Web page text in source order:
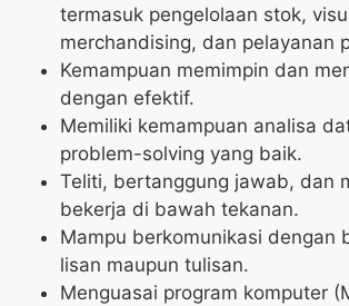
termasuk pengelolaan stok,
merchandising, dan pelayanan
Kemampuan memimpin dan
dengan efektif.
Memiliki kemampuan analisa
problem-solving yang baik.
Teliti, bertanggung jawab, dan
bekerja di bawah tekanan.
Mampu berkomunikasi dengan
lisan maupun tulisan.
Menguasai program komputer